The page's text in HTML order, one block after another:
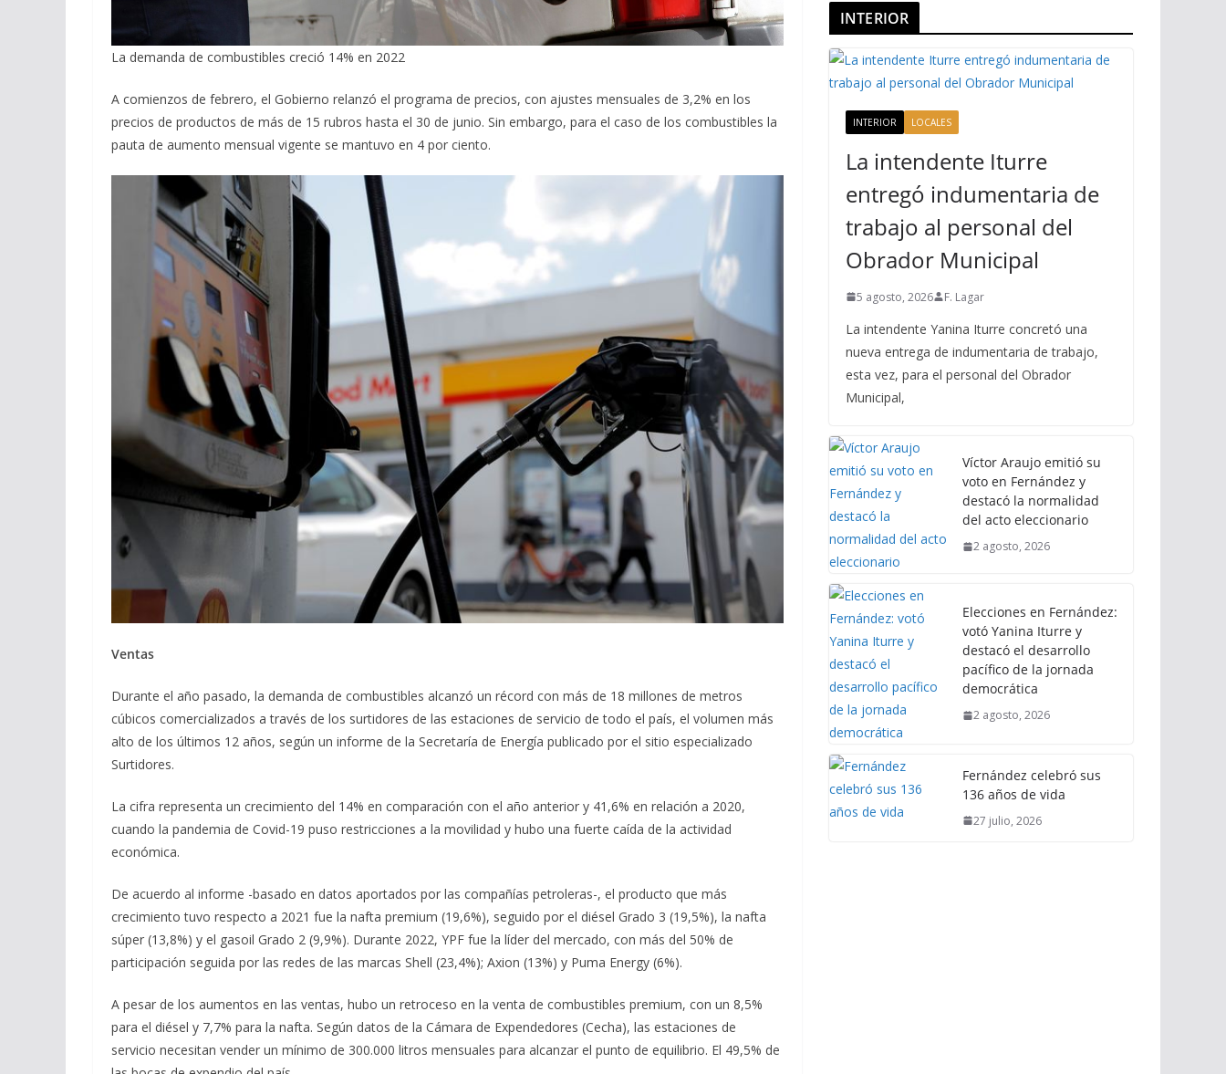
La demanda de combustibles creció 14% en 2022
A comienzos de febrero, el Gobierno relanzó el programa de precios, con ajustes mensuales de 3,2% en los
precios de productos de más de 15 rubros hasta el 30 de junio. Sin embargo, para el caso de los combustibles la
pauta de aumento mensual vigente se mantuvo en 4 por ciento.
Ventas
Durante el año pasado, la demanda de combustibles alcanzó un récord con más de 18 millones de metros
cúbicos comercializados a través de los surtidores de las estaciones de servicio de todo el país, el volumen más
alto de los últimos 12 años, según un informe de la Secretaría de Energía publicado por el sitio especializado
Surtidores.
La cifra representa un crecimiento del 14% en comparación con el año anterior y 41,6% en relación a 2020,
cuando la pandemia de Covid-19 puso restricciones a la movilidad y hubo una fuerte caída de la actividad
económica.
De acuerdo al informe -basado en datos aportados por las compañías petroleras-, el producto que más
crecimiento tuvo respecto a 2021 fue la nafta premium (19,6%), seguido por el diésel Grado 3 (19,5%), la nafta
súper (13,8%) y el gasoil Grado 2 (9,9%). Durante 2022, YPF fue la líder del mercado, con más del 50% de
participación seguida por las redes de las marcas Shell (23,4%); Axion (13%) y Puma Energy (6%).
A pesar de los aumentos en las ventas, hubo un retroceso en la venta de combustibles premium, con un 8,5%
para el diésel y 7,7% para la nafta. Según datos de la Cámara de Expendedores (Cecha), las estaciones de
servicio necesitan vender un mínimo de 300.000 litros mensuales para alcanzar el punto de equilibrio. El 49,5% de
INTERIOR
INTERIOR LOCALES
La intendente Iturre
entregó indumentaria de
trabajo al personal del
Obrador Municipal
5 agosto, 2026 F. Lagar
La intendente Yanina Iturre concretó una
nueva entrega de indumentaria de trabajo,
esta vez, para el personal del Obrador
Municipal,
Víctor Araujo emitió su
voto en Fernández y
destacó la normalidad
del acto eleccionario
2 agosto, 2026
Elecciones en Fernández:
votó Yanina Iturre y
destacó el desarrollo
pacífico de la jornada
democrática
2 agosto, 2026
Fernández celebró sus
136 años de vida
27 julio, 2026